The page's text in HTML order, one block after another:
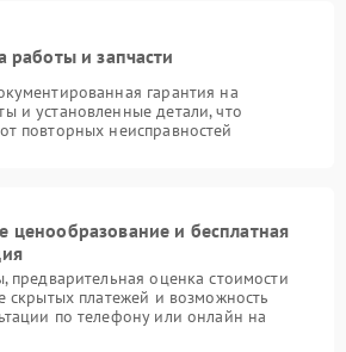
работы и запчасти
гарантия на
и установленные детали, что
повторных неисправностей
ценообразование и бесплатная
предварительная оценка стоимости
скрытых платежей и возможность
по телефону или онлайн на